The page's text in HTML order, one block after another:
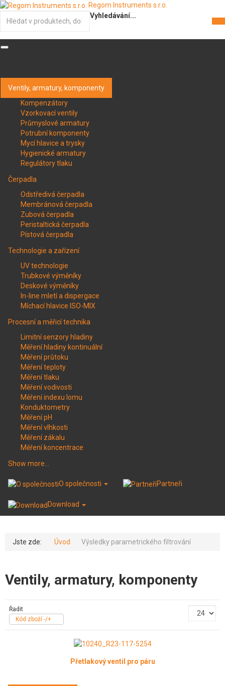
Regom Instruments s.r.o.
Vyhledávání...
Ventily, armatury, komponenty
Kompenzátory
Vzorkovací ventily
Průmyslové armatury
Potrubní komponenty
Mycí hlavice a trysky
Hygienické armatury
Regulátory tlaku
Čerpadla
Odstředivá čerpadla
Membránová čerpadla
Zubová čerpadla
Peristaltická čerpadla
Pístová čerpadla
Technologie a zařízení
UV technologie
Trubkové výměníky
Deskové výměníky
In-line mletí a dispergace
Míchací hlavice ISO-MIX
Procesní a měřicí technika
Limitní senzory hladiny
Měření hladiny kontinuální
Měření průtoku
Měření teploty
Měření tlaku
Měření vodivosti
Měření indexu lomu
Konduktometry
Měření pH
Měření vlhkosti
Měření zákalu
Měření koncentrace
Show more...
O společnosti Partneři
Download
Jste zde: Úvod Výsledky parametrického filtrování
Ventily, armatury, komponenty
Řadit
Kód zboží -/+
Přetlakový ventil pro páru